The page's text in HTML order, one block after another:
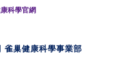
科學官網
雀巢健康科學事業部